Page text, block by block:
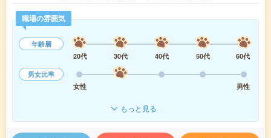
職場の雰囲気
年齢層
20代
30代 40代 50代
60代
男女比率
女性
男性
もっと見る